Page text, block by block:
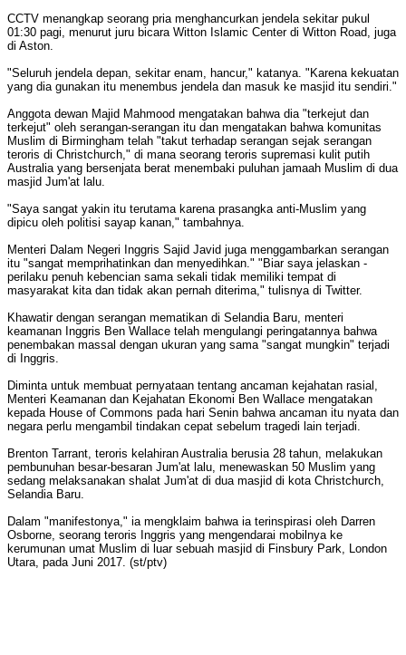
CCTV menangkap seorang pria menghancurkan jendela sekitar pukul
01:30 pagi, menurut juru bicara Witton Islamic Center di Witton Road, juga
di Aston.
"Seluruh jendela depan, sekitar enam, hancur," katanya. "Karena kekuatan
yang dia gunakan itu menembus jendela dan masuk ke masjid itu sendiri."
Anggota dewan Majid Mahmood mengatakan bahwa dia "terkejut dan
terkejut" oleh serangan-serangan itu dan mengatakan bahwa komunitas
Muslim di Birmingham telah "takut terhadap serangan sejak serangan
teroris di Christchurch," di mana seorang teroris supremasi kulit putih
Australia yang bersenjata berat menembaki puluhan jamaah Muslim di dua
masjid Jum'at lalu.
"Saya sangat yakin itu terutama karena prasangka anti-Muslim yang
dipicu oleh politisi sayap kanan," tambahnya.
Menteri Dalam Negeri Inggris Sajid Javid juga menggambarkan serangan
itu "sangat memprihatinkan dan menyedihkan." "Biar saya jelaskan -
perilaku penuh kebencian sama sekali tidak memiliki tempat di
masyarakat kita dan tidak akan pernah diterima," tulisnya di Twitter.
Khawatir dengan serangan mematikan di Selandia Baru, menteri
keamanan Inggris Ben Wallace telah mengulangi peringatannya bahwa
penembakan massal dengan ukuran yang sama "sangat mungkin" terjadi
di Inggris.
Diminta untuk membuat pernyataan tentang ancaman kejahatan rasial,
Menteri Keamanan dan Kejahatan Ekonomi Ben Wallace mengatakan
kepada House of Commons pada hari Senin bahwa ancaman itu nyata dan
negara perlu mengambil tindakan cepat sebelum tragedi lain terjadi.
Brenton Tarrant, teroris kelahiran Australia berusia 28 tahun, melakukan
pembunuhan besar-besaran Jum'at lalu, menewaskan 50 Muslim yang
sedang melaksanakan shalat Jum'at di dua masjid di kota Christchurch,
Selandia Baru.
Dalam "manifestonya," ia mengklaim bahwa ia terinspirasi oleh Darren
Osborne, seorang teroris Inggris yang mengendarai mobilnya ke
kerumunan umat Muslim di luar sebuah masjid di Finsbury Park, London
Utara, pada Juni 2017. (st/ptv)